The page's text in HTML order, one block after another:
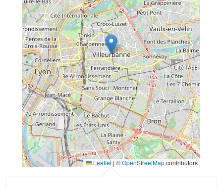
Leaflet| ©OpenStreetMapcontributors